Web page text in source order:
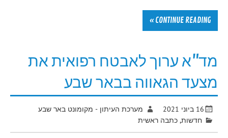
CONTINUE READING »
מד"א ערוך לאבטח רפואית את
מצעד הגאווה בבאר שבע
16 ביוני 2021
מערכת העיתון - מקומונט באר שבע
חדשות,כתבה ראשית